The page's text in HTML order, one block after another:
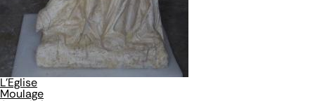
L'Eglise
Moulage